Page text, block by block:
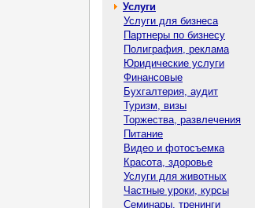
Услуги
Услуги для бизнеса
Партнеры по бизнесу
Полиграфия, реклама
Юридические услуги
Финансовые
Бухгалтерия, аудит
Туризм, визы
Торжества, развлечения
Питание
Видео и фотосъемка
Красота, здоровье
Услуги для животных
Частные уроки, курсы
Семинары, тренинги